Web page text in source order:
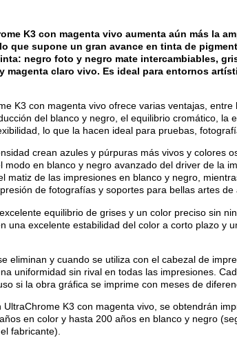
K3 con magenta vivo aumenta aún más la
que supone un gran avance en tinta de
negro foto y negro mate intercambiables,
magenta claro vivo. Es ideal para entornos
K3 con magenta vivo ofrece varias ventajas,
del blanco y negro, el equilibrio cromático, la
lo que la hacen ideal para pruebas,
crean azules y púrpuras más vivos y colores
modo en blanco y negro avanzado del driver de la
matiz de las impresiones en blanco y negro,
de fotografías y soportes para bellas artes de
equilibrio de grises y un color preciso sin
una excelente estabilidad del color a corto plazo y
eliminan y cuando se utiliza con el cabezal de
uniformidad sin rival en todas las impresiones.
si la obra gráfica se imprime con meses de
UltraChrome K3 con magenta vivo, se obtendrán
en color y hasta 200 años en blanco y negro
fabricante).